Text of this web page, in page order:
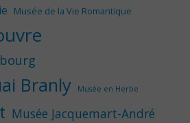
Musée de la Vie Romantique
Branly Musée en Herbe
Musée Jacquemart-André